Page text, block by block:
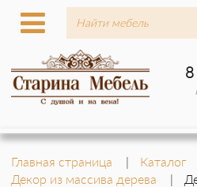
Главная страница
Каталог
Декор из массива дерева